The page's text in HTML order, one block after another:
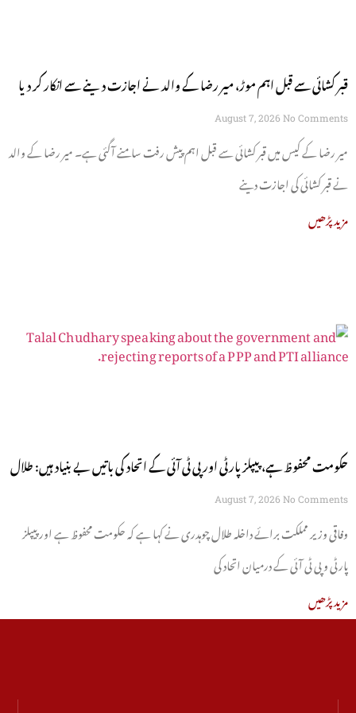
قبر کشائی سے قبل اہم موڑ، میر رضا کے والد نے اجازت دینے سے انکار کر دیا
August 7, 2026 No Comments
میر رضا کے کیس میں قبر کشائی سے قبل اہم پیش رفت سامنے آگئی ہے۔ میر رضا کے والد
نے قبر کشائی کی اجازت دینے
مزید پڑھیں
حکومت محفوظ ہے، پیپلز پارٹی اور پی ٹی آئی کے اتحاد کی باتیں بے بنیاد ہیں: طلال
چوہدری
August 7, 2026 No Comments
وفاقی وزیر مملکت برائے داخلہ طلال چوہدری نے کہا ہے کہ حکومت محفوظ ہے اور پیپلز
پارٹی و پی ٹی آئی کے درمیان اتحاد کی
مزید پڑھیں